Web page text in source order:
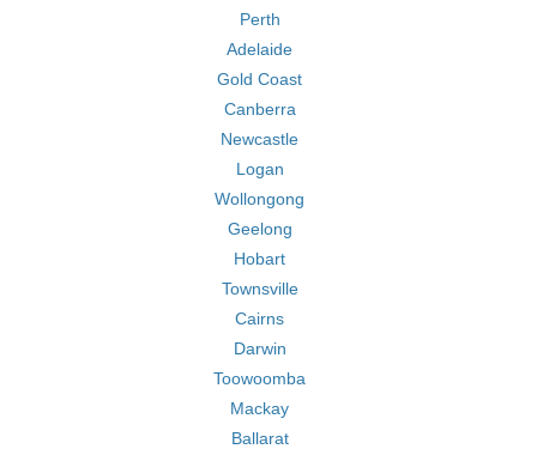
Perth
Adelaide
Gold Coast
Canberra
Newcastle
Logan
Wollongong
Geelong
Hobart
Townsville
Cairns
Darwin
Toowoomba
Mackay
Ballarat